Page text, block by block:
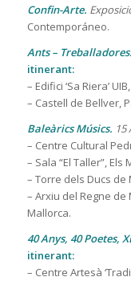
Confin-Arte.
Contemporáneo.
Ants – Treballadores.
itinerant:
– Edifici ‘Sa Riera’
– Castell de Bellver,
Baleàrics Músics. 15
– Centre Cultural
– Sala “El Taller”,
– Torre dels Ducs de
– Arxiu del Regne de
Mallorca.
40 Anys, 40 Poetes,
itinerant:
– Centre Artesà